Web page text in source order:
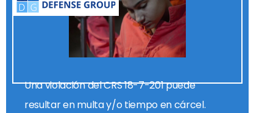
Una violación del CRS 18-7-201 puede
resultar en multa y/o tiempo en cárcel.